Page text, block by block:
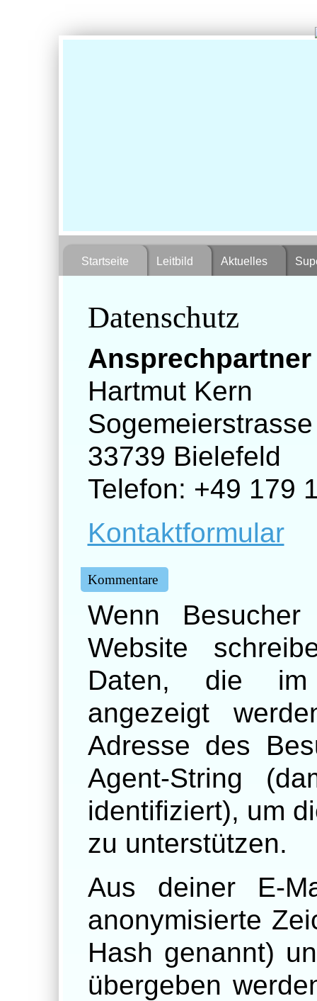
Startseite Leitbild Aktuelles
Datenschutz
Hartmut Kern
33739 Bielefeld
Telefon: +49 179
Kontaktformular
Kommentare
Wenn
Website
Daten, die im
angezeigt
Adresse des
Agent-String
identifiziert), um
zu unterstützen.
Aus deiner E-
anonymisierte
Hash genannt)
übergeben